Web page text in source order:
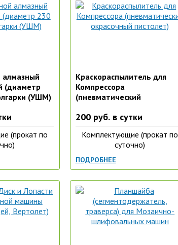
алмазный
(диаметр
(УШМ)
(прокат по
Краскораспылитель для
Компрессора
(пневматический
200 руб. в сутки
Комплектующие (прокат по
суточно)
ПОДРОБНЕЕ